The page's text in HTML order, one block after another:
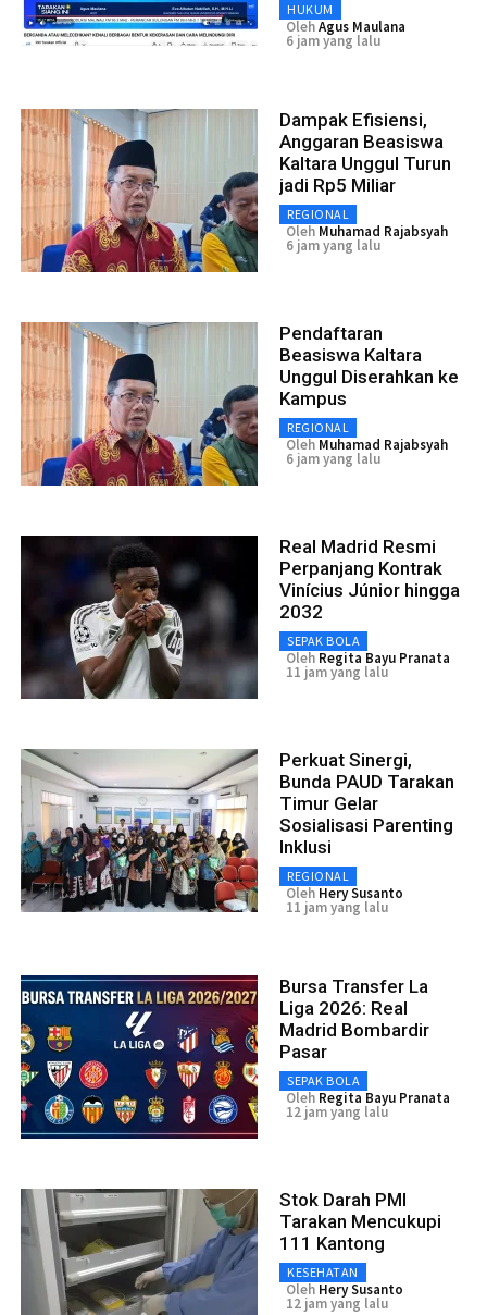
HUKUM
OlehAgus Maulana
6 jam yang lalu
Dampak Efisiensi,
Anggaran Beasiswa
Kaltara Unggul Turun
jadi Rp5 Miliar
REGIONAL
Oleh Muhamad Rajabsyah
6 jam yang lalu
Pendaftaran
Beasiswa Kaltara
Unggul Diserahkan ke
Kampus
REGIONAL
Oleh Muhamad Rajabsyah
6 jam yang lalu
Real Madrid Resmi
Perpanjang Kontrak
Vinícius Júnior hingga
2032
SEPAK BOLA
Oleh Regita Bayu Pranata
11 jam yang lalu
Perkuat Sinergi,
Bunda PAUD Tarakan
Timur Gelar
Sosialisasi Parenting
Inklusi
REGIONAL
Oleh Hery Susanto
11 jam yang lalu
Bursa Transfer La
Liga 2026: Real
Madrid Bombardir
Pasar
SEPAK BOLA
Oleh Regita Bayu Pranata
12 jam yang lalu
Stok Darah PMI
Tarakan Mencukupi
111 Kantong
KESEHATAN
Oleh Hery Susanto
12 jam yang lalu